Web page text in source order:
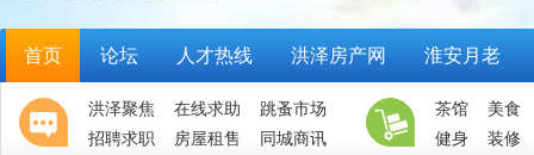
首页 论坛 人才热线 洪泽房产网 淮安月老
洪泽聚焦 在线求助
跳蚤市场
招聘求职
房屋租售 同城商讯
茶馆
美食
健身
装修